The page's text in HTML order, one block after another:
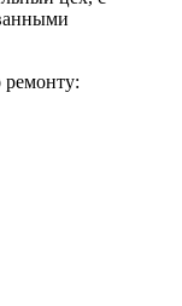
ремонту: